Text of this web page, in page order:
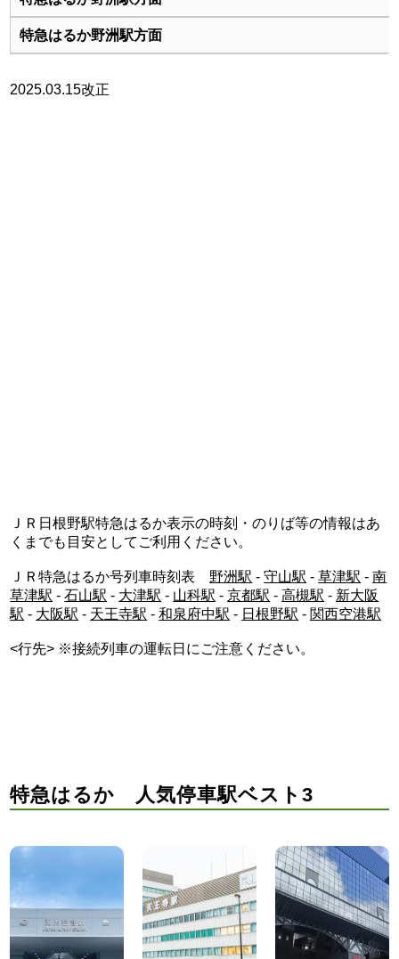
2025.03.15改正
ＪＲ日根野駅特急はるか表示の時刻・のりば等の情報はあ
くまでも目安としてご利用ください。
ＪＲ特急はるか号列車時刻表 野洲駅 -守山駅 -草津駅 -南
草津駅 -石山駅 - 大津駅 - 山科駅 -京都駅 -高槻駅 - 新大阪
駅 - 大阪駅 - 天王寺駅 -和泉府中駅 - 日根野駅 - 関西空港駅
<行先> ※接続列車の運転日にご注意ください。
特急はるか 人気停車駅ベスト3